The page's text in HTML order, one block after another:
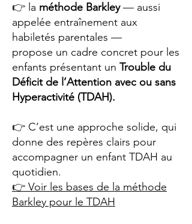
👉 la méthode Barkley— aussi
appelée entraînement aux
habiletés parentales —
propose un cadre concret pour les
enfants présentant un Trouble du
Déficit de l’Attention avec ou sans
Hyperactivité (TDAH).
👉 C’est une approche solide, qui
donne des repères clairs pour
accompagner un enfant TDAH au
quotidien.
👉 Voir les bases de la méthode
Barkley pour le TDAH